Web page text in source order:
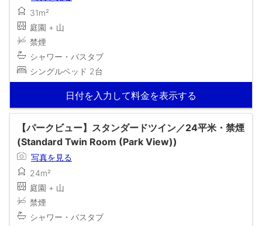
31m²
庭園 + 山
禁煙
シャワー・バスタブ
シングルベッド 2台
日付を入力して料金を表示する
【パークビュー】スタンダードツイン／24平米・禁煙
(Standard Twin Room (Park View))
写真を見る
24m²
庭園 + 山
禁煙
シャワー・バスタブ